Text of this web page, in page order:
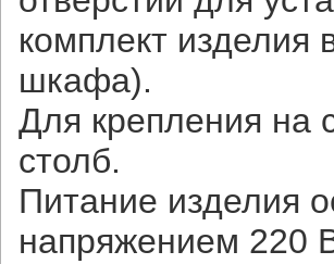
комплект изделия
шкафа).
Для крепления на
столб.
Питание изделия
напряжением 220